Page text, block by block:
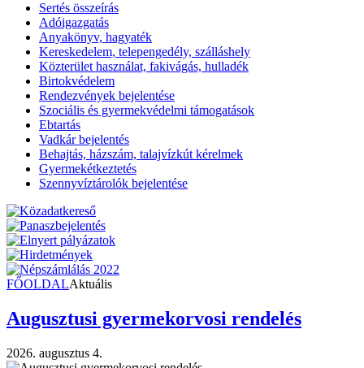
Sertés összeírás
Adóigazgatás
Anyakönyv, hagyaték
Kereskedelem, telepengedély, szálláshely
Közterület használat, fakivágás, hulladék
Birtokvédelem
Rendezvények bejelentése
Szociális és gyermekvédelmi támogatások
Ebtartás
Vadkár bejelentés
Behajtás, házszám, talajvízkút kérelmek
Gyermekétkeztetés
Szennyvíztárolók bejelentése
FŐOLDALAktuális
Augusztusi gyermekorvosi rendelés
2026. augusztus 4.